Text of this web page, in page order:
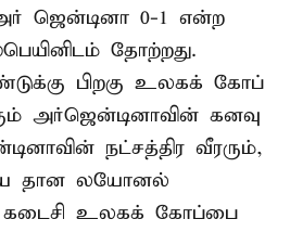
அர் ஜென்டினா 0-1 என்ற
தோற்றது.
பிறகு உலகக் கோப்
அர்ஜென்டினாவின் கனவு
நட்சத்திர வீரரும்,
தான லயோனல்
கடைசி உலகக் கோப்பை